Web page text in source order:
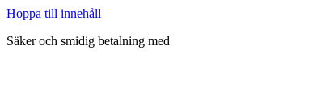
Hoppa till innehåll
Säker och smidig betalning med